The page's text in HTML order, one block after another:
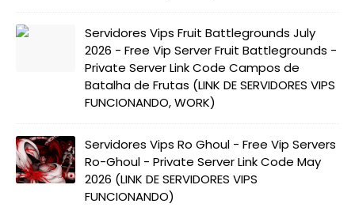
Servidores Vips Fruit Battlegrounds July
2026 - Free Vip Server Fruit Battlegrounds -
Private Server Link Code Campos de
Batalha de Frutas (LINK DE SERVIDORES VIPS
FUNCIONANDO, WORK)
Servidores Vips Ro Ghoul - Free Vip Servers
Ro-Ghoul - Private Server Link Code May
2026 (LINK DE SERVIDORES VIPS
FUNCIONANDO)